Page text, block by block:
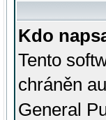
Kdo
Tento
chráněn
General